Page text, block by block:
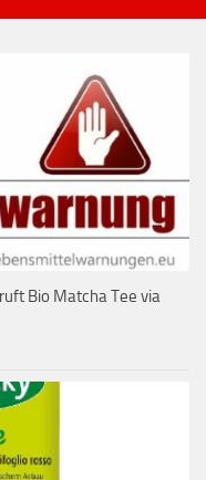
Bio Matcha Tee via